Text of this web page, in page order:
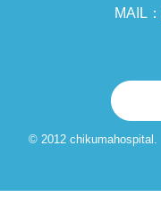
MAIL：
© 2012 chikumahospital.